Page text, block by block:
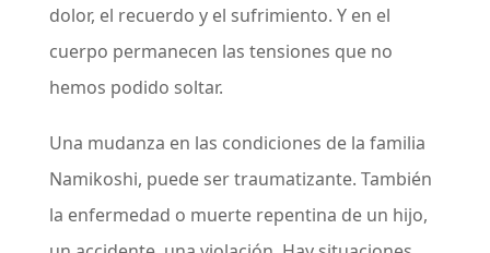
dolor, el recuerdo y el sufrimiento. Y en el
cuerpo permanecen las tensiones que no
hemos podido soltar.
Una mudanza en las condiciones de la familia
Namikoshi, puede ser traumatizante. También
la enfermedad o muerte repentina de un hijo,